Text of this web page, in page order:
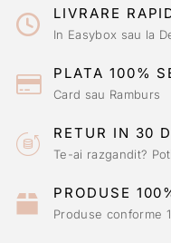
LIVRARE
In Easybox sau la
PLATA 100%
Card sau Ramburs
RETUR IN 30
Te-ai razgandit?
PRODUSE
Produse conforme